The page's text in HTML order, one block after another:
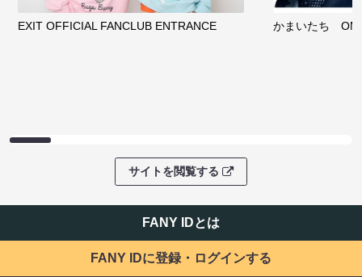
EXIT OFFICIAL FANCLUB ENTRANCE かまいたち
サイトを閲覧する
FANY IDとは
FANY IDに登録・ログインする